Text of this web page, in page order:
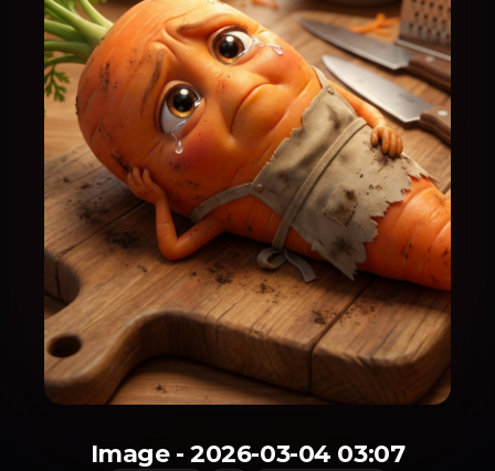
Image - 2026-03-04 03:07